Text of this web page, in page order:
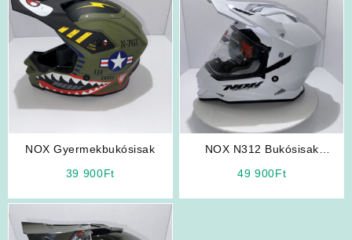
NOX Gyermekbukósisak
39 900Ft
NOX N312 Bukósisak
49 900Ft